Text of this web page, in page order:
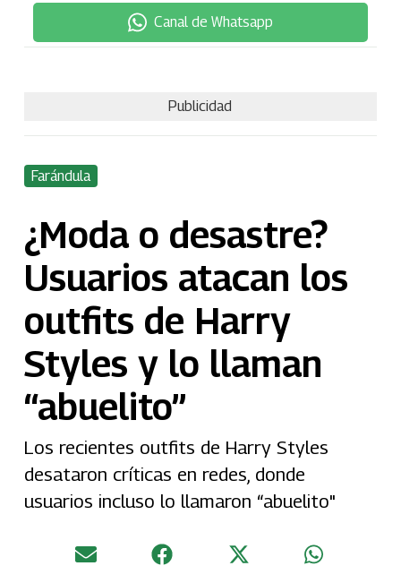
Canal de Whatsapp
Publicidad
Farándula
¿Moda o desastre?
Usuarios atacan los
outfits de Harry
Styles y lo llaman
“abuelito”
Los recientes outfits de Harry Styles
desataron críticas en redes, donde
usuarios incluso lo llamaron “abuelito"